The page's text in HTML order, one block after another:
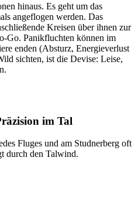
hinaus. Es geht um das
angeflogen werden. Das
Kreisen über ihnen zur
Go. Panikfluchten können im
enden (Absturz, Energieverlust
sichten, ist die Devise: Leise,
im Tal
Fluges und am Studnerberg oft
durch den Talwind.